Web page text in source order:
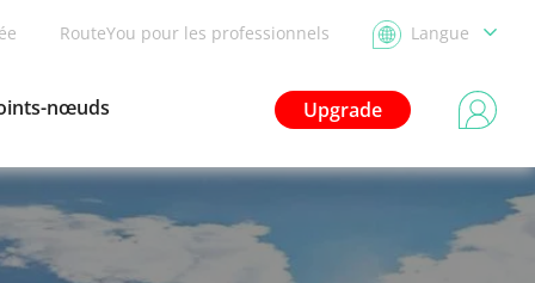
RouteYou pour les professionnels Langue
Upgrade
nœuds